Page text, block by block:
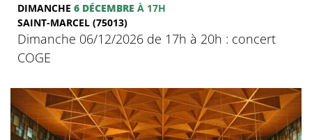
DIMANCHE 6 DÉCEMBRE À 17H
SAINT-MARCEL (75013)
Dimanche 06/12/2026 de 17h à 20h : concert
COGE